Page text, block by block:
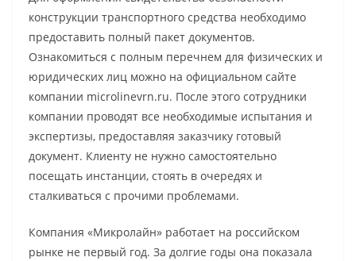
конструкции транспортного средства необходимо
предоставить полный пакет документов.
Ознакомиться с полным перечнем для физических и
юридических лиц можно на официальном сайте
компании microlinevrn.ru. После этого сотрудники
компании проводят все необходимые испытания и
экспертизы, предоставляя заказчику готовый
документ. Клиенту не нужно самостоятельно
посещать инстанции, стоять в очередях и
сталкиваться с прочими проблемами.
Компания «Микролайн» работает на российском
рынке не первый год. За долгие годы она показала